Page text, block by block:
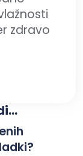
zdravo